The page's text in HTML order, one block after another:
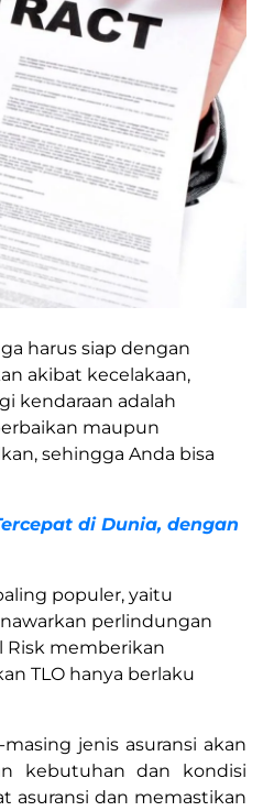
harus siap dengan
akibat kecelakaan,
kendaraan adalah
maupun
sehingga Anda bisa
di Dunia, dengan
populer, yaitu
perlindungan
Risk memberikan
TLO hanya berlaku
jenis asuransi akan
kebutuhan dan kondisi
asuransi dan memastikan